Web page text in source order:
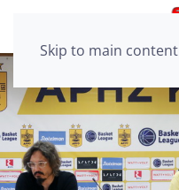
Skip to main content